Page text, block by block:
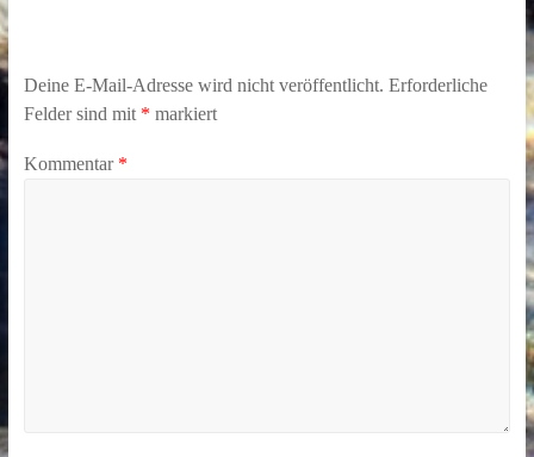
Deine E-Mail-Adresse wird nicht veröffentlicht. Erforderliche
Felder sind mit * markiert
Kommentar *